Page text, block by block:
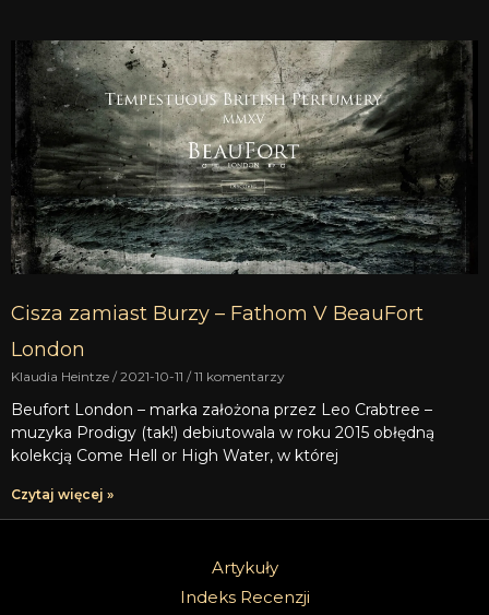
Cisza zamiast Burzy – Fathom V BeauFort
London
Klaudia Heintze 2021-10-11 11 komentarzy
Beufort London – marka założona przez Leo Crabtree –
muzyka Prodigy (tak!) debiutowala w roku 2015 obłędną
kolekcją Come Hell or High Water, w której
Czytaj więcej »
Artykuły
Indeks Recenzji